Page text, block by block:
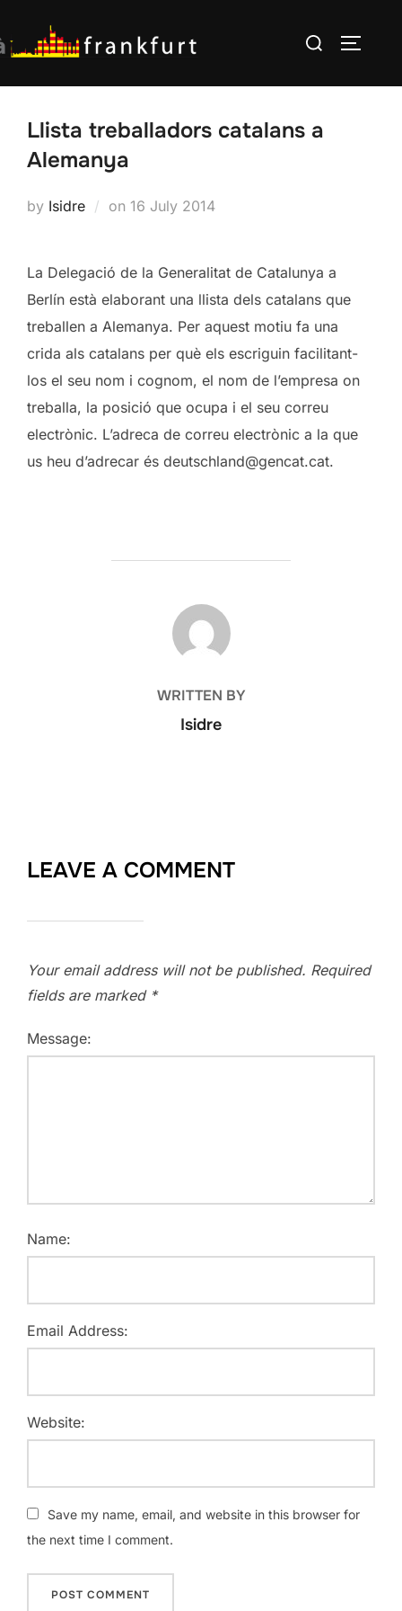
to
content
Search
Llista treballadors catalans a
Alemanya
by Isidre on Posted
16 July 2014
La Delegació de la Generalitat de Catalunya a
Berlín està elaborant una llista dels catalans que
treballen a Alemanya. Per aquest motiu fa una
crida als catalans per què els escriguin facilitant-
los el seu nom i cognom, el nom de l’empresa on
treballa, la posició que ocupa i el seu correu
electrònic. L’adreca de correu electrònic a la que
us heu d’adrecar és deutschland@gencat.cat.
POST AUTHOR
WRITTEN BY
Isidre
LEAVE A COMMENT
Your email address will not be published. Required
fields are marked *
Message:
Name:
Email Address:
Website:
Save my name, email, and website in this browser for
the next time I comment.